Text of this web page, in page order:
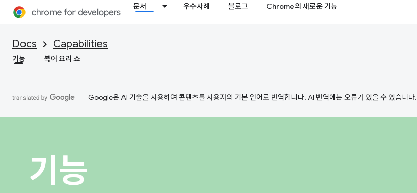
문서 우수사례 블로그 Chrome의 새로운 기능
Docs Capabilities
기능 복어 요리 쇼
Google은 AI 기술을 사용하여 콘텐츠를 사용자의 기본 언어로 번역합니다. AI 번역에는 오류가 있을 수 있습니다.
기능